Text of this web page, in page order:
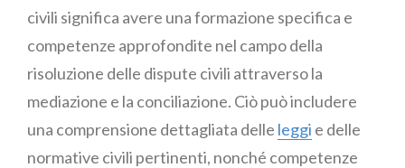
civili significa avere una formazione specifica e
competenze approfondite nel campo della
risoluzione delle dispute civili attraverso la
mediazione e la conciliazione. Ciò può includere
una comprensione dettagliata delle leggi e delle
normative civili pertinenti, nonché competenze